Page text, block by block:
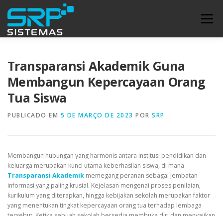
para
conteúdo
Menu
Transparansi Akademik Guna
Membangun Kepercayaan Orang
Tua Siswa
PUBLICADO EM 5 DE MARÇO DE 2023 POR SRP
Membangun hubungan yang harmonis antara institusi pendidikan dan
keluarga merupakan kunci utama keberhasilan siswa, di mana
Transparansi Akademik memegang peranan sebagai jembatan
informasi yang paling krusial. Kejelasan mengenai proses penilaian,
kurikulum yang diterapkan, hingga kebijakan sekolah merupakan faktor
yang menentukan tingkat kepercayaan orang tua terhadap lembaga